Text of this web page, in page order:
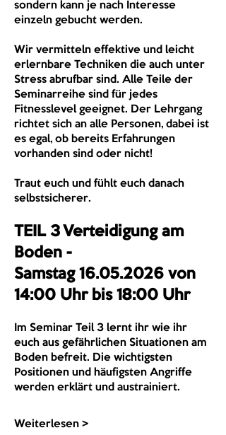
sondern kann je nach Interesse
einzeln gebucht werden.
Wir vermitteln effektive und leicht
erlernbare Techniken die auch unter
Stress abrufbar sind. Alle Teile der
Seminarreihe sind für jedes
Fitnesslevel geeignet. Der Lehrgang
richtet sich an alle Personen, dabei ist
es egal, ob bereits Erfahrungen
vorhanden sind oder nicht!
Traut euch und fühlt euch danach
selbstsicherer.
TEIL 3 Verteidigung am
Boden -
Samstag 16.05.2026 von
14:00 Uhr bis 18:00 Uhr
Im Seminar Teil 3 lernt ihr wie ihr
euch aus gefährlichen Situationen am
Boden befreit. Die wichtigsten
Positionen und häufigsten Angriffe
werden erklärt und austrainiert.
Weiterlesen >